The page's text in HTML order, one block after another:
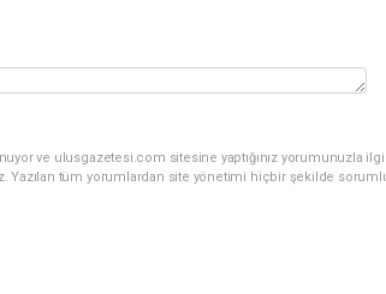
ve ulusgazetesi.com sitesine yaptığınız yorumunuzla
Yazılan tüm yorumlardan site yönetimi hiçbir şekilde